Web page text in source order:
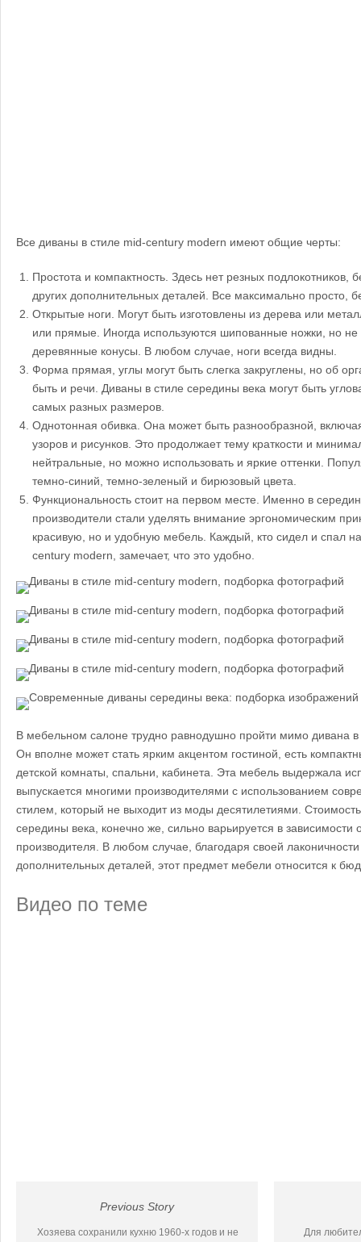
Все диваны в стиле mid-century modern имеют общие черты:
Простота и компактность. Здесь нет резных
других дополнительных деталей. Все максимально просто,
Открытые ноги. Могут быть изготовлены из дерева или
или прямые. Иногда используются шипованные ножки, но не
деревянные конусы. В любом случае, ноги всегда видны.
Форма прямая, углы могут быть слегка закруглены, но об
быть и речи. Диваны в стиле середины века могут быть
самых разных размеров.
Однотонная обивка. Она может быть разнообразной,
узоров и рисунков. Это продолжает тему краткости и
нейтральные, но можно использовать и яркие оттенки.
темно-синий, темно-зеленый и бирюзовый цвета.
Функциональность стоит на первом месте. Именно в
производители стали уделять внимание эргономическим
красивую, но и удобную мебель. Каждый, кто сидел и спал
century modern, замечает, что это удобно.
В мебельном салоне трудно равнодушно пройти мимо дивана
Он вполне может стать ярким акцентом гостиной, есть
детской комнаты, спальни, кабинета. Эта мебель выдержала
выпускается многими производителями с использованием
стилем, который не выходит из моды десятилетиями.
середины века, конечно же, сильно варьируется в зависимости
производителя. В любом случае, благодаря своей лаконичности
дополнительных деталей, этот предмет мебели относится к
Видео по теме
Previous Story
Хозяева сохранили кухню 1960-х годов и не
Для